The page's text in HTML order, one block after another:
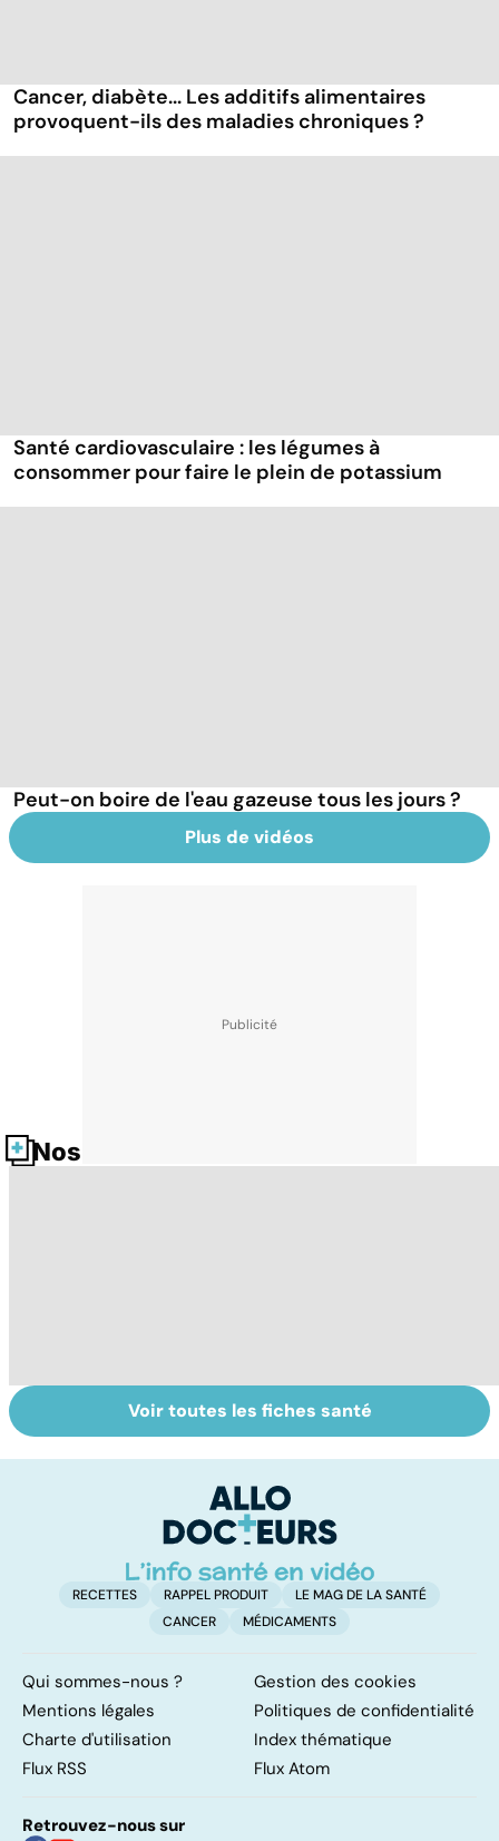
Cancer, diabète... Les additifs alimentaires
provoquent-ils des maladies chroniques ?
Santé cardiovasculaire : les légumes à
consommer pour faire le plein de potassium
Peut-on boire de l'eau gazeuse tous les jours ?
Plus de vidéos
Nos fiches santé
Pré-éclampsie :
attention,
De bonnes
raisons pour ne
grain de sel
Voir toutes les fiches santé
RECETTES RAPPEL PRODUIT
LE MAG DE LA SANTÉ
CANCER
MÉDICAMENTS
Qui sommes-nous ?
Gestion des cookies
Mentions légales
Politiques de confidentialité
Charte d'utilisation
Index thématique
Flux RSS
Flux Atom
Retrouvez-nous sur